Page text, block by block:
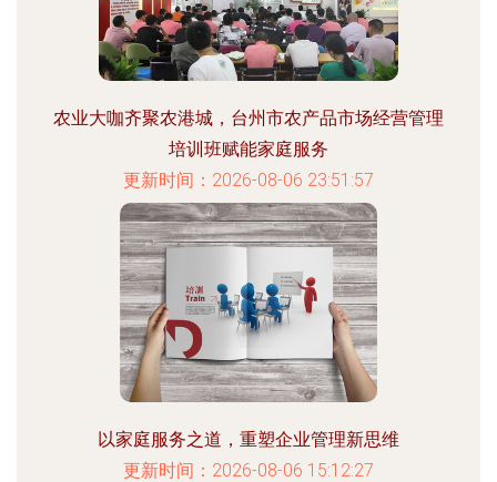
农业大咖齐聚农港城，台州市农产品市场经营管理
培训班赋能家庭服务
更新时间：2026-08-06 23:51:57
以家庭服务之道，重塑企业管理新思维
更新时间：2026-08-06 15:12:27